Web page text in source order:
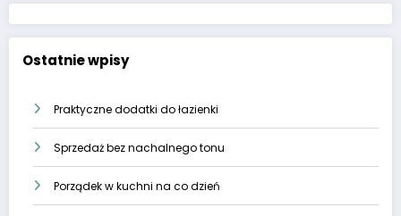
Ostatnie wpisy
Praktyczne dodatki do łazienki
Sprzedaż bez nachalnego tonu
Porządek w kuchni na co dzień